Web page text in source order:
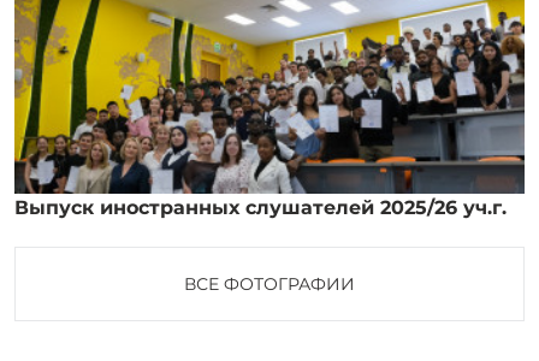
Выпуск иностранных слушателей 2025/26 уч.г.
ВСЕ ФОТОГРАФИИ